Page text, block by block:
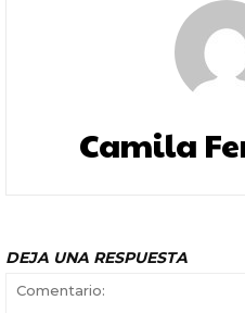
Camila
DEJA UNA RESPUESTA